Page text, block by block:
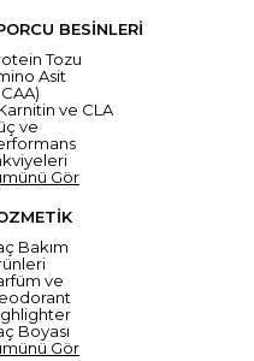
BESİNLERİ
Tozu
Asit
ve CLA
ve
Gör
Bakım
ve
Boyası
Gör